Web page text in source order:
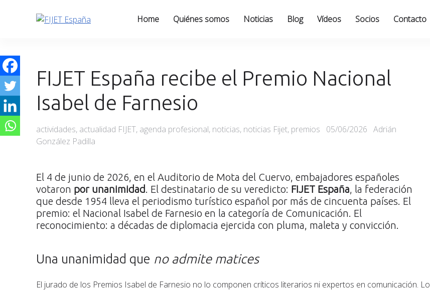
Home Quiénes somos Noticias Blog Vídeos Socios Contacto
FIJET España recibe el Premio Nacional
Isabel de Farnesio
Categories
actividades, actualidad FIJET, agenda profesional, noticias, noticias Fijet, premios
Posted
05/06/2026 Adrián
González Padilla
El 4 de junio de 2026, en el Auditorio de Mota del Cuervo, embajadores españoles
votaron por unanimidad. El destinatario de su veredicto: FIJET España, la federación
que desde 1954 lleva el periodismo turístico español por más de cincuenta países. El
premio: el Nacional Isabel de Farnesio en la categoría de Comunicación. El
reconocimiento: a décadas de diplomacia ejercida con pluma, maleta y convicción.
Una unanimidad que no admite matices
El jurado de los Premios Isabel de Farnesio no lo componen críticos literarios ni expertos en comunicación. Lo